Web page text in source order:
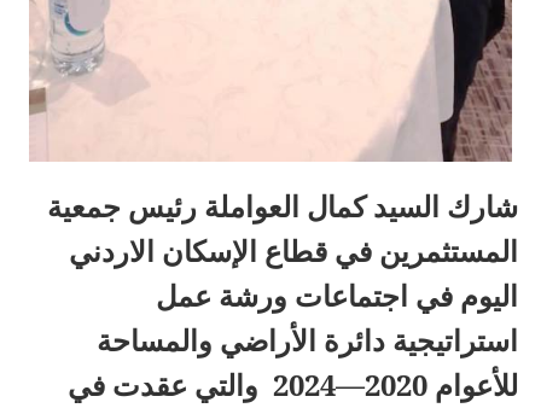
شارك السيد كمال العواملة رئيس جمعية
المستثمرين في قطاع الإسكان الاردني
اليوم في اجتماعات ورشة عمل
استراتيجية دائرة الأراضي والمساحة
للأعوام 2020—2024 والتي عقدت في